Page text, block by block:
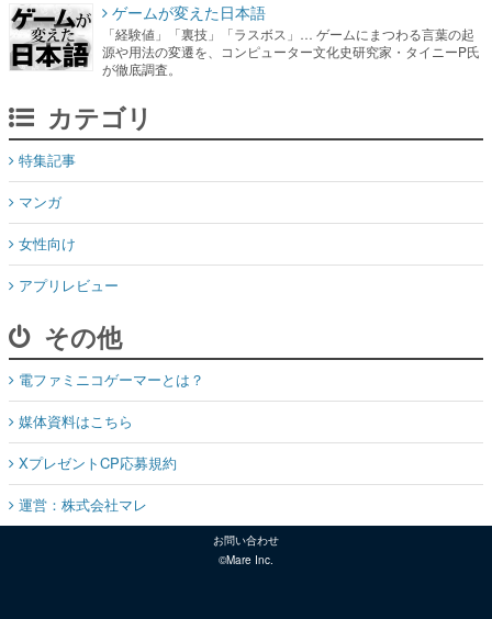
ゲームが変えた日本語
「経験値」「裏技」「ラスボス」… ゲームにまつわる言葉の起
源や用法の変遷を、コンピューター文化史研究家・タイニーP氏
が徹底調査。
カテゴリ
特集記事
マンガ
女性向け
アプリレビュー
その他
電ファミニコゲーマーとは？
媒体資料はこちら
XプレゼントCP応募規約
運営：株式会社マレ
お問い合わせ
©Mare Inc.